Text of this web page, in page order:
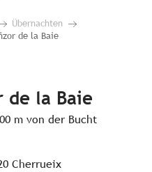
Übernachten
de la Baie
de la Baie
m von der Bucht
Cherrueix